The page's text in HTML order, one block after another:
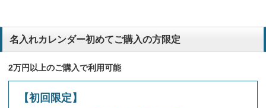
名入れカレンダー初めてご購入の方限定
2万円以上のご購入で利用可能
【初回限定】